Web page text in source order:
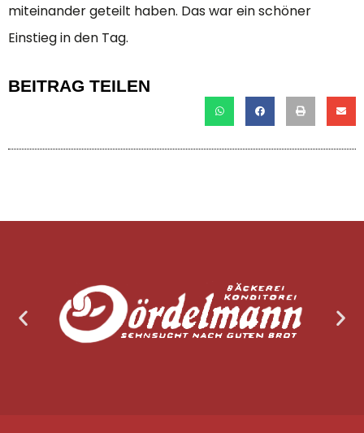
miteinander geteilt haben. Das war ein schöner
Einstieg in den Tag.
BEITRAG TEILEN